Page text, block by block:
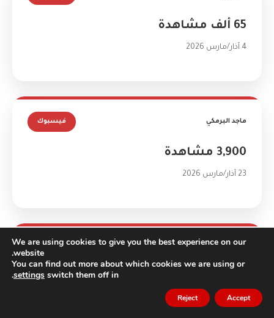
65 ألف مشاهدة
4 آذار/مارس 2026
ماجد البرمكي فيسبوك
3,900 مشاهدة
23 آذار/مارس 2026
فيسبوك
25 آذار/مارس 2026
We are using cookies to give you the best experience on our
website.
You can find out more about which cookies we are using or
switch them off in
settings
.
Accept
Reject